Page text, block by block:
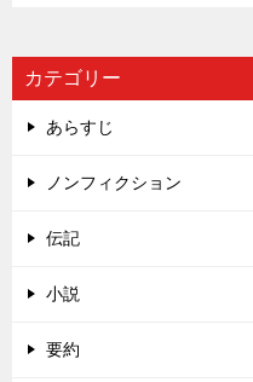
カテゴリー
あらすじ
ノンフィクション
伝記
小説
要約